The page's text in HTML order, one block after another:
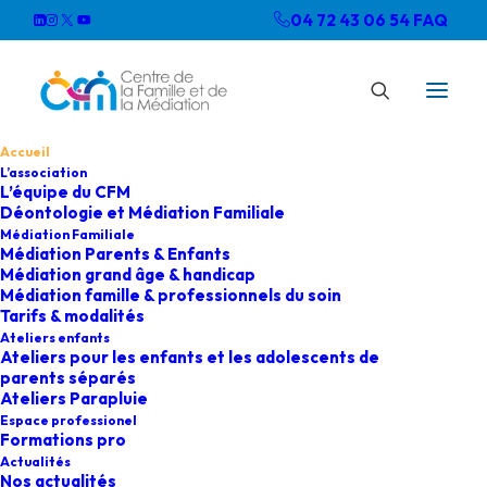
04 72 43 06 54 FAQ
Accueil
L’association
L’équipe du CFM
Déontologie et Médiation Familiale
Médiation Familiale
Médiation Parents & Enfants
Médiation grand âge & handicap
Médiation famille & professionnels du soin
Tarifs & modalités
Ateliers enfants
Ateliers pour les enfants et les adolescents de
parents séparés
Ateliers Parapluie
Espace professionel
Formations pro
Actualités
Nos actualités